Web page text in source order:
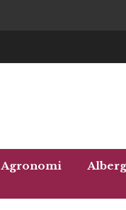
Agronomi